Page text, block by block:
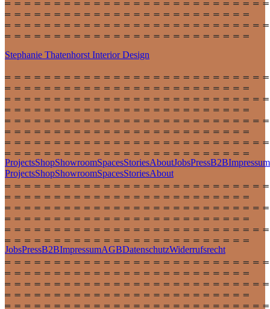
Stephanie Thatenhorst Interior Design
ProjectsShopShowroomSpacesStoriesAboutJobsPressB2BImpressum
ProjectsShopShowroomSpacesStoriesAbout
JobsPressB2BImpressumAGBDatenschutzWiderrufsrecht